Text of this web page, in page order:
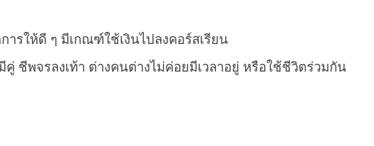
ารให้ดี ๆ มีเกณฑ์ใช้เงินไปลงคอร์สเรียน
ชีพจรลงเท้า ต่างคนต่างไม่ค่อยมีเวลาอยู่ หรือใช้ชีวิตร่วมกัน